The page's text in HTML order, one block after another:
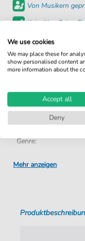
Von Musikern
Kein Abo. Fairer
Sofortiger
Details
Arrangement:
Instrumente:
Genre:
Schwierigkeitsgrad:
Autoren:
Mehr anzeigen
We use cookies
We may place these for
show personalised content
more information about the
Accept all
Deny